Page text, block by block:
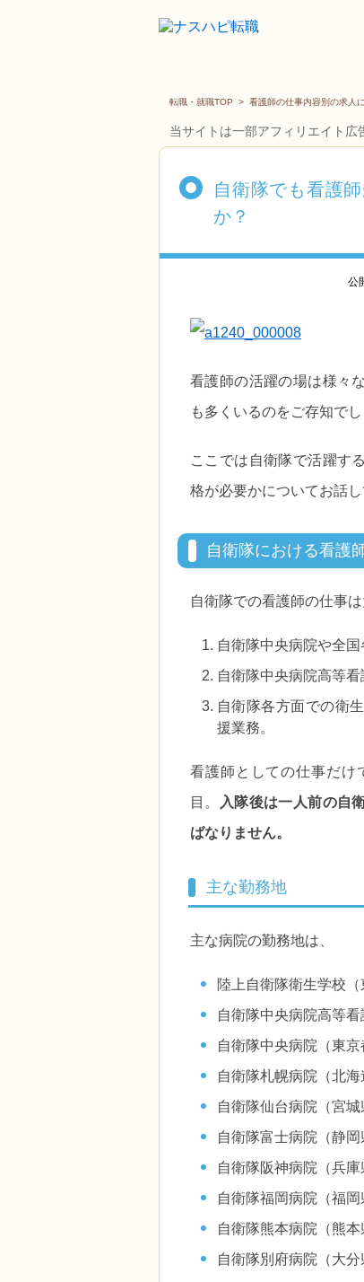
転職・就職TOP > 看護師の仕事内容別の求人
当サイトは一部アフィリエイト広
自衛隊でも看護
か？
公
看護師の活躍の場は様々
も多くいるのをご存知でし
ここでは自衛隊で活躍す
格が必要かについてお話
自衛隊における看護
自衛隊での看護師の仕事
自衛隊中央病院や全
自衛隊中央病院高等
自衛隊各方面での衛
援業務。
看護師としての仕事だけ
目。
入隊後は一人前の自
ばなりません。
主な勤務地
主な病院の勤務地は、
陸上自衛隊衛生学校（
自衛隊中央病院高等看
自衛隊中央病院（東京
自衛隊札幌病院（北海
自衛隊仙台病院（宮城
自衛隊富士病院（静岡
自衛隊阪神病院（兵庫
自衛隊福岡病院（福岡
自衛隊熊本病院（熊本
自衛隊別府病院（大分